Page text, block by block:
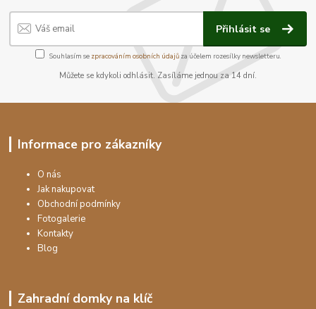
Přihlásit se
Souhlasím se zpracováním osobních údajůza účelem rozesílky newsletteru.
Můžete se kdykoli odhlásit. Zasíláme jednou za 14 dní.
Informace pro zákazníky
O nás
Jak nakupovat
Obchodní podmínky
Fotogalerie
Kontakty
Blog
Zahradní domky na klíč